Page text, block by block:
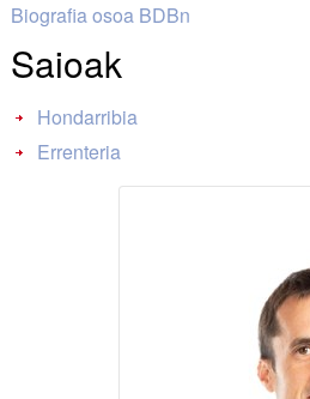
Biografia osoa BDBn
Saioak
Hondarribia
Errenteria